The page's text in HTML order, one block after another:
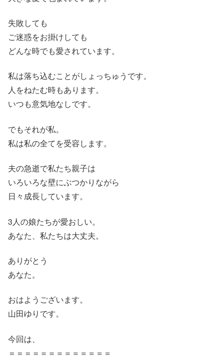
失敗しても
ご迷惑をお掛けしても
どんな時でも愛されています。
私は落ち込むことがしょっちゅうです。
人をねたむ時もあります。
いつも意気地なしです。
でもそれが私。
私は私の全てを受容します。
夫の急逝で私たち親子は
いろいろな壁にぶつかりながら
日々成長しています。
3人の娘たちが愛おしい。
あなた、私たちは大丈夫。
ありがとう
あなた。
おはようございます。
山田ゆりです。
今回は、
＝＝＝＝＝＝＝＝＝＝＝＝＝